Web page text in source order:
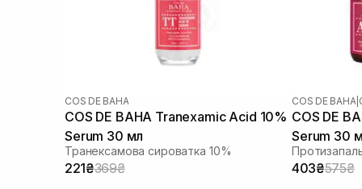
Ретинол/ Вітамін А(1)
(2)
Сечовина
Сквалан(4)
Спікули (7)
Токоферол(6)
Транексамова кислота
COS DE BAHA
COS DE BAHA Tranexamic Acid 10%
Serum 30 мл
Транексамова сироватка 10%
221₴369₴
COS DE BAHA
COS DE
Serum 30
403₴575₴